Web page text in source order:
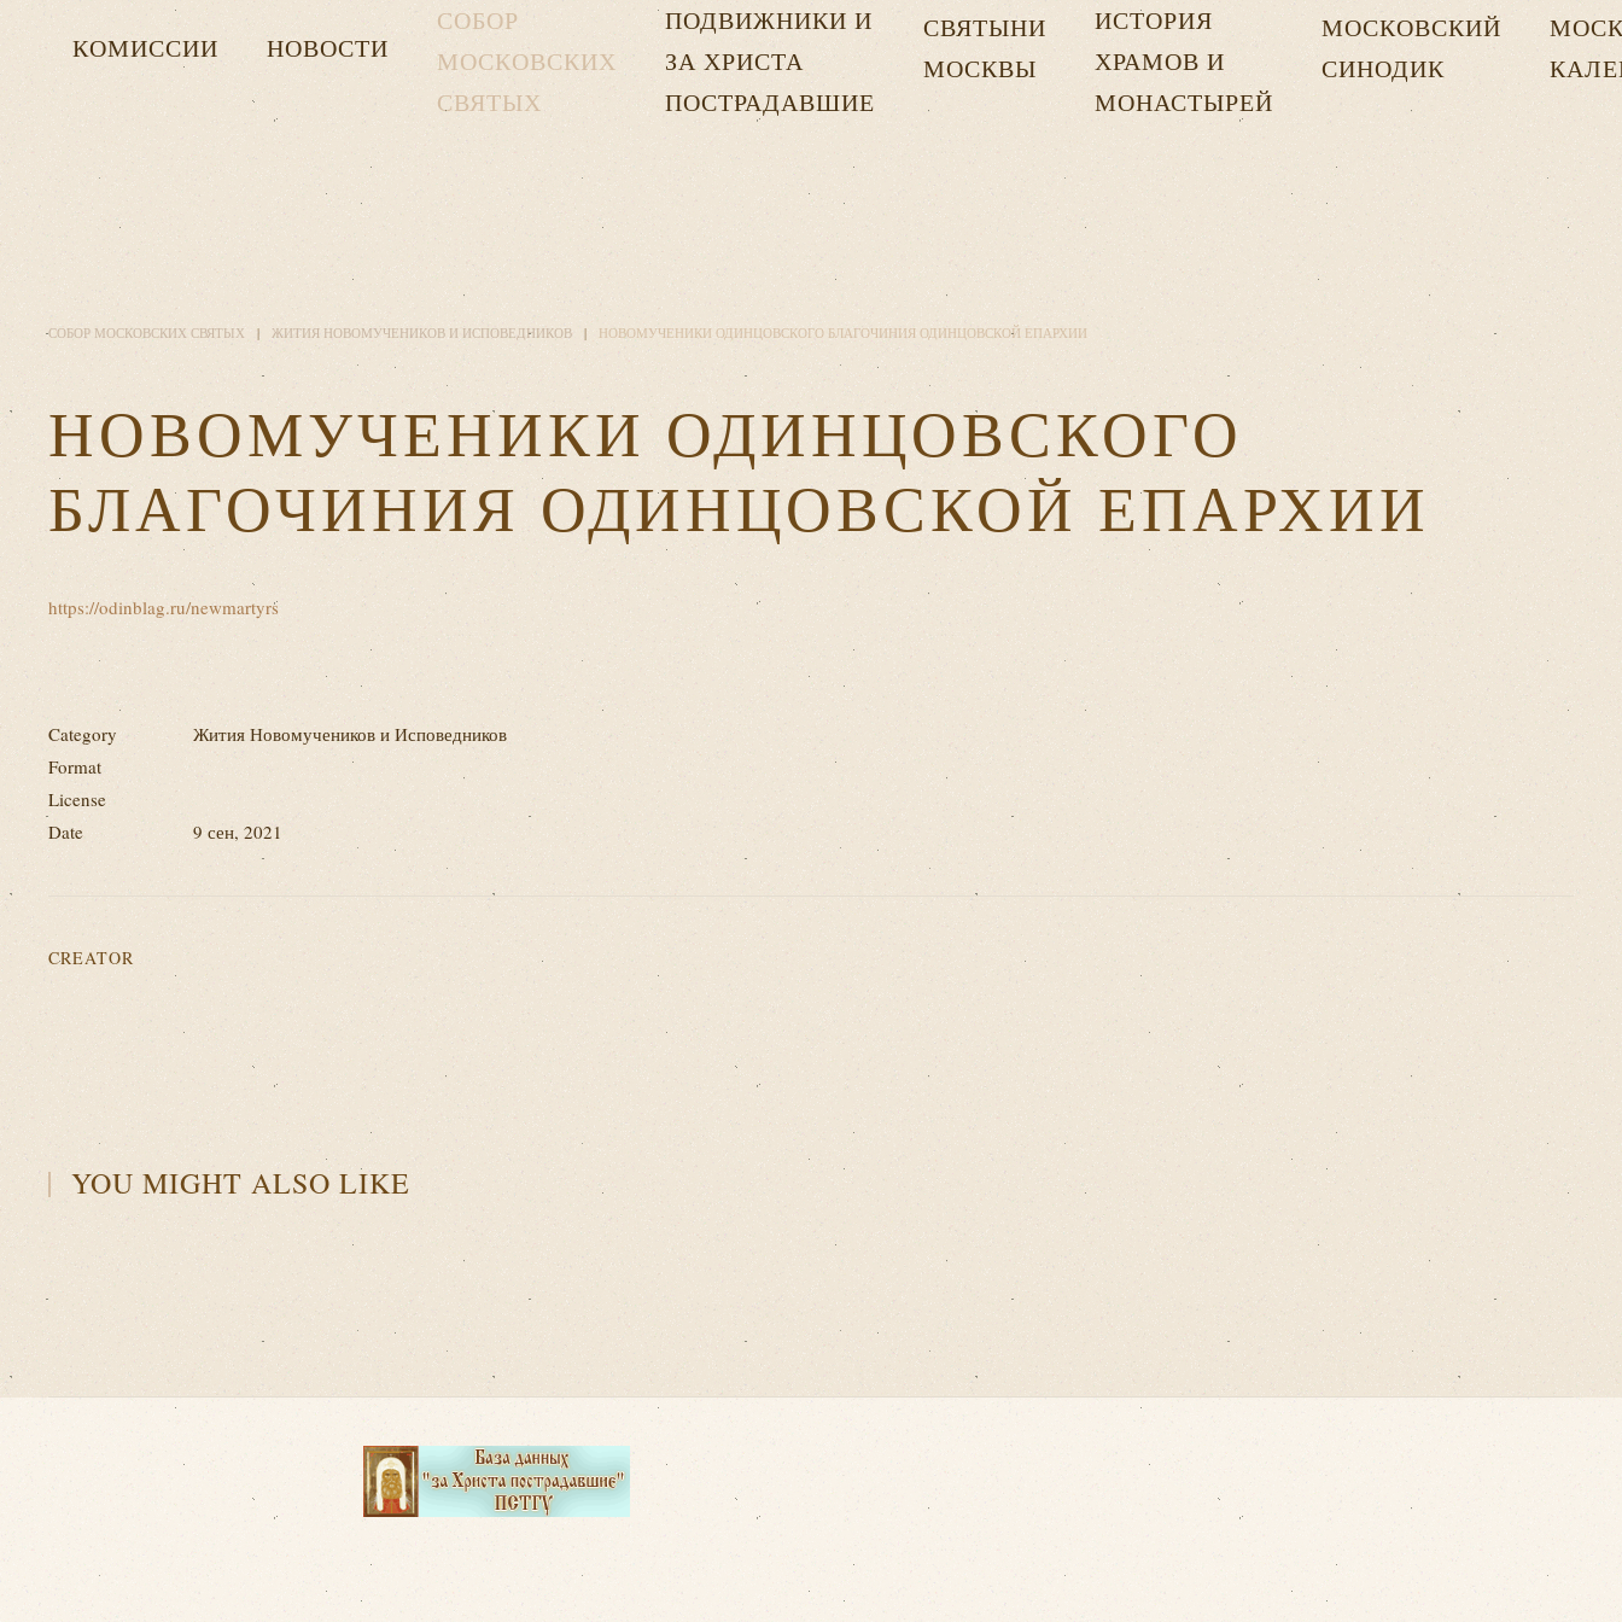
КОМИССИИ НОВОСТИ
СОБОР
МОСКОВСКИХ
СВЯТЫХ
ПОДВИЖНИКИ И
ЗА ХРИСТА
ПОСТРАДАВШИЕ
СВЯТЫНИ
МОСКВЫ
ИСТОРИЯ
ХРАМОВ И
МОНАСТЫРЕЙ
МОСКОВСКИЙ
СИНОДИК
СОБОР МОСКОВСКИХ СВЯТЫХ ЖИТИЯ НОВОМУЧЕНИКОВ И ИСПОВЕДНИКОВ НОВОМУЧЕНИКИ ОДИНЦОВСКОГО БЛАГОЧИНИЯ ОДИНЦОВСКОЙ ЕПАРХИИ
НОВОМУЧЕНИКИ ОДИНЦОВСКОГО
БЛАГОЧИНИЯ ОДИНЦОВСКОЙ ЕПАРХИИ
https://odinblag.ru/newmartyrs
Category
Жития Новомучеников и Исповедников
Format
License
Date
9 сен, 2021
CREATOR
YOU MIGHT ALSO LIKE